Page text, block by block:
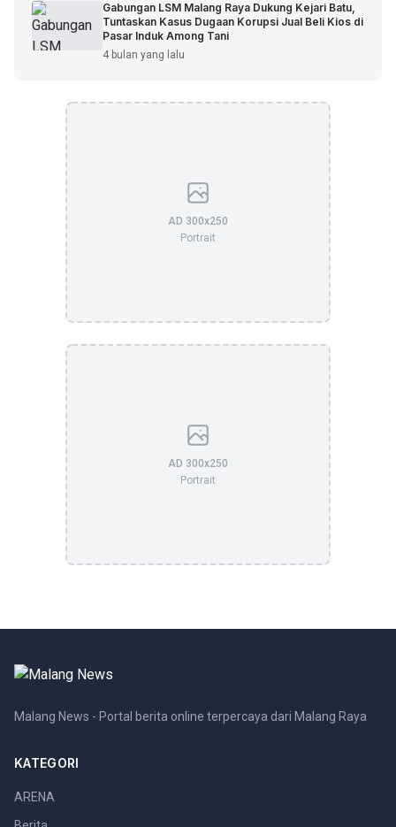
Gabungan LSM Malang Raya Dukung Kejari Batu,
Tuntaskan Kasus Dugaan Korupsi Jual Beli Kios di
Pasar Induk Among Tani
4 bulan yang lalu
AD 300x250
Portrait
AD 300x250
Portrait
Malang News - Portal berita online terpercaya dari Malang Raya
KATEGORI
ARENA